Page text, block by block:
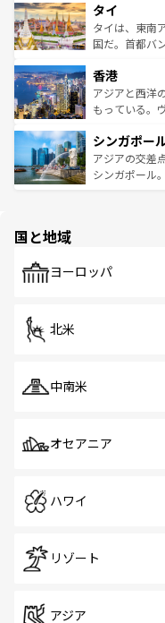
リティに包ま
覧を参照して
急速な発展と
ーチミン市の
醸し出してい
とつ。フォー
ひ現地で味わ
が旅行者を迎
参照してほしい
タイ
タイは、東南
国だ。首都バ
の活気が交差
帯で自然と触
いビーチでリ
激する。気候
が待っている
た文化、そし
香港
アジアと西洋
もっている。
み、どこを訪
ており、効率
うな絶景から
シンガポー
アジアの交差
シンガポール
で、ホーカー
国と地域
ヨーロッパ
北米
中南米
オセアニア
ハワイ
リゾート
アジア